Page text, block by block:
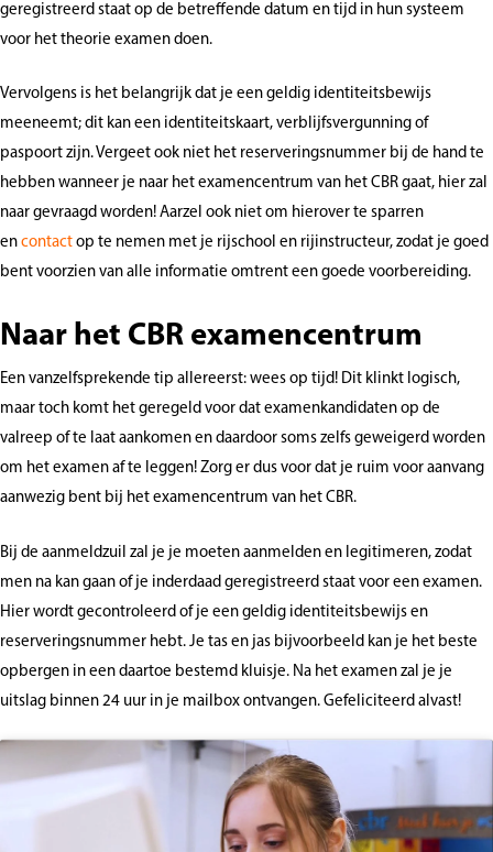
geregistreerd staat op de betreffende datum en tijd in hun systeem
voor het theorie examen doen.
Vervolgens is het belangrijk dat je een geldig identiteitsbewijs
meeneemt; dit kan een identiteitskaart, verblijfsvergunning of
paspoort zijn. Vergeet ook niet het reserveringsnummer bij de hand te
hebben wanneer je naar het examencentrum van het CBR gaat, hier zal
naar gevraagd worden! Aarzel ook niet om hierover te sparren
encontactop te nemen met je rijschool en rijinstructeur, zodat je goed
bent voorzien van alle informatie omtrent een goede voorbereiding.
Naar het CBR examencentrum
Een vanzelfsprekende tip allereerst: wees op tijd! Dit klinkt logisch,
maar toch komt het geregeld voor dat examenkandidaten op de
valreep of te laat aankomen en daardoor soms zelfs geweigerd worden
om het examen af te leggen! Zorg er dus voor dat je ruim voor aanvang
aanwezig bent bij het examencentrum van het CBR.
Bij de aanmeldzuil zal je je moeten aanmelden en legitimeren, zodat
men na kan gaan of je inderdaad geregistreerd staat voor een examen.
Hier wordt gecontroleerd of je een geldig identiteitsbewijs en
reserveringsnummer hebt. Je tas en jas bijvoorbeeld kan je het beste
opbergen in een daartoe bestemd kluisje. Na het examen zal je je
uitslag binnen 24 uur in je mailbox ontvangen. Gefeliciteerd alvast!